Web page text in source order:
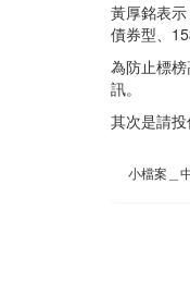
黃厚銘表
債券型、15
為防止標
訊。
其次是請
小檔案＿